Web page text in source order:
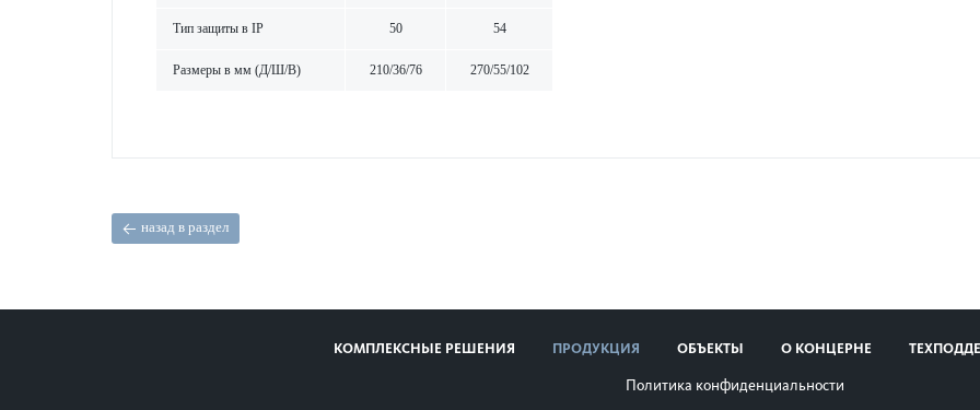
Тип защиты в IP 50 54
Размеры в мм (Д/Ш/В) 210/36/76 270/55/102
назад в раздел
КОМПЛЕКСНЫЕ РЕШЕНИЯ ПРОДУКЦИЯ ОБЪЕКТЫ О КОНЦЕРНЕ
Политика конфиденциальности